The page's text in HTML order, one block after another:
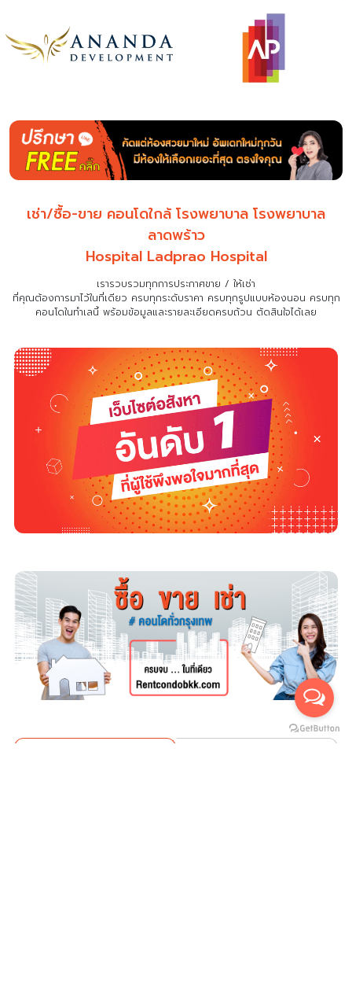
เช่า/ซื้อ-ขาย คอนโดใกล้ โรงพยาบาล โรงพยาบาล
ลาดพร้าว
Hospital Ladprao Hospital
เรารวบรวมทุกการประกาศขาย / ให้เช่า
ที่คุณต้องการมาไว้ในที่เดียว ครบทุกระดับราคา ครบทุกรูปแบบห้องนอน ครบทุก
คอนโดในทำเลนี้ พร้อมข้อมูลและรายละเอียดครบถ้วน ตัดสินใจได้เลย